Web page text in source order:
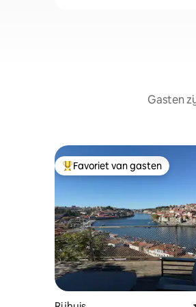
Gasten
Topfavoriet van gasten
Favoriet van gasten